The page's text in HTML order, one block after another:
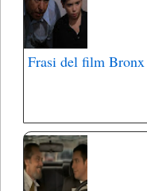
Frasi del film Bronx